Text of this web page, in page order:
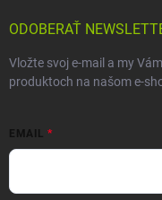
ODOBERAŤ
Vložte svoj e-mail a my
produktoch na našom e-
EMAIL